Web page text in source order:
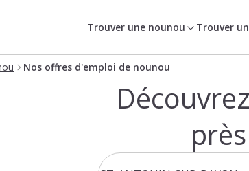
Trouver une nounou Trouver
Nos offres d'emploi de nounou